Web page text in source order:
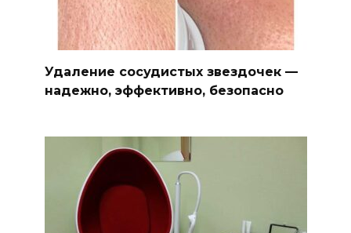
Удаление сосудистых звездочек —
надежно, эффективно, безопасно